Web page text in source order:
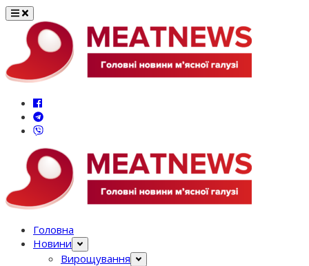
Перейти
вмісту
Головна
Новини
Вирощування